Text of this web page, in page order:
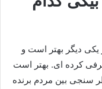
یکی دیگر بهتر است و
کرده ای. بهتر است
سنجی بین مردم برنده